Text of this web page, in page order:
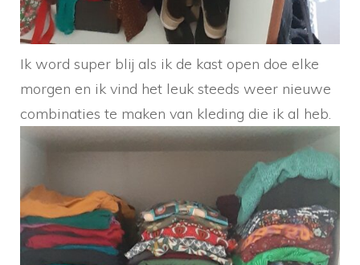
Ik word super blij als ik de kast open doe elke
morgen en ik vind het leuk steeds weer nieuwe
combinaties te maken van kleding die ik al heb.